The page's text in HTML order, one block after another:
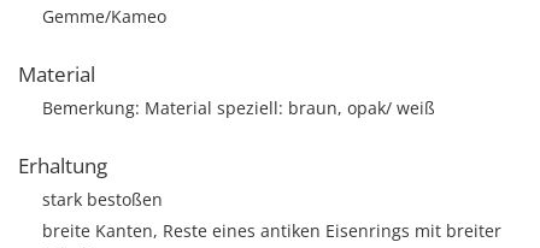
Gemme/Kameo
Material
Bemerkung: Material speziell: braun, opak/ weiß
Erhaltung
stark bestoßen
breite Kanten, Reste eines antiken Eisenrings mit breiter